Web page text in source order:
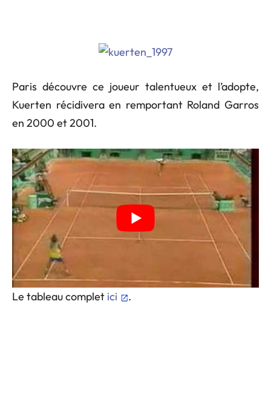
Paris découvre ce joueur talentueux et l’adopte,
Kuerten récidivera en remportant Roland Garros
en 2000 et 2001.
Le tableau complet ici .